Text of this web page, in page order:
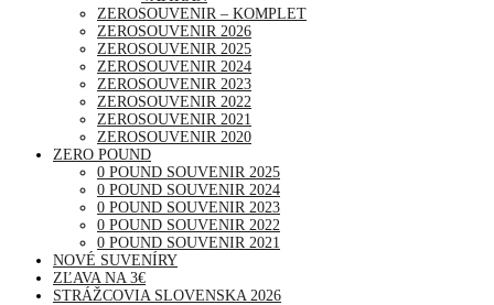
ZEROSOUVENIR – KOMPLET
ZEROSOUVENIR 2026
ZEROSOUVENIR 2025
ZEROSOUVENIR 2024
ZEROSOUVENIR 2023
ZEROSOUVENIR 2022
ZEROSOUVENIR 2021
ZEROSOUVENIR 2020
ZERO POUND
0 POUND SOUVENIR 2025
0 POUND SOUVENIR 2024
0 POUND SOUVENIR 2023
0 POUND SOUVENIR 2022
0 POUND SOUVENIR 2021
NOVÉ SUVENÍRY
ZĽAVA NA 3€
STRÁŽCOVIA SLOVENSKA 2026